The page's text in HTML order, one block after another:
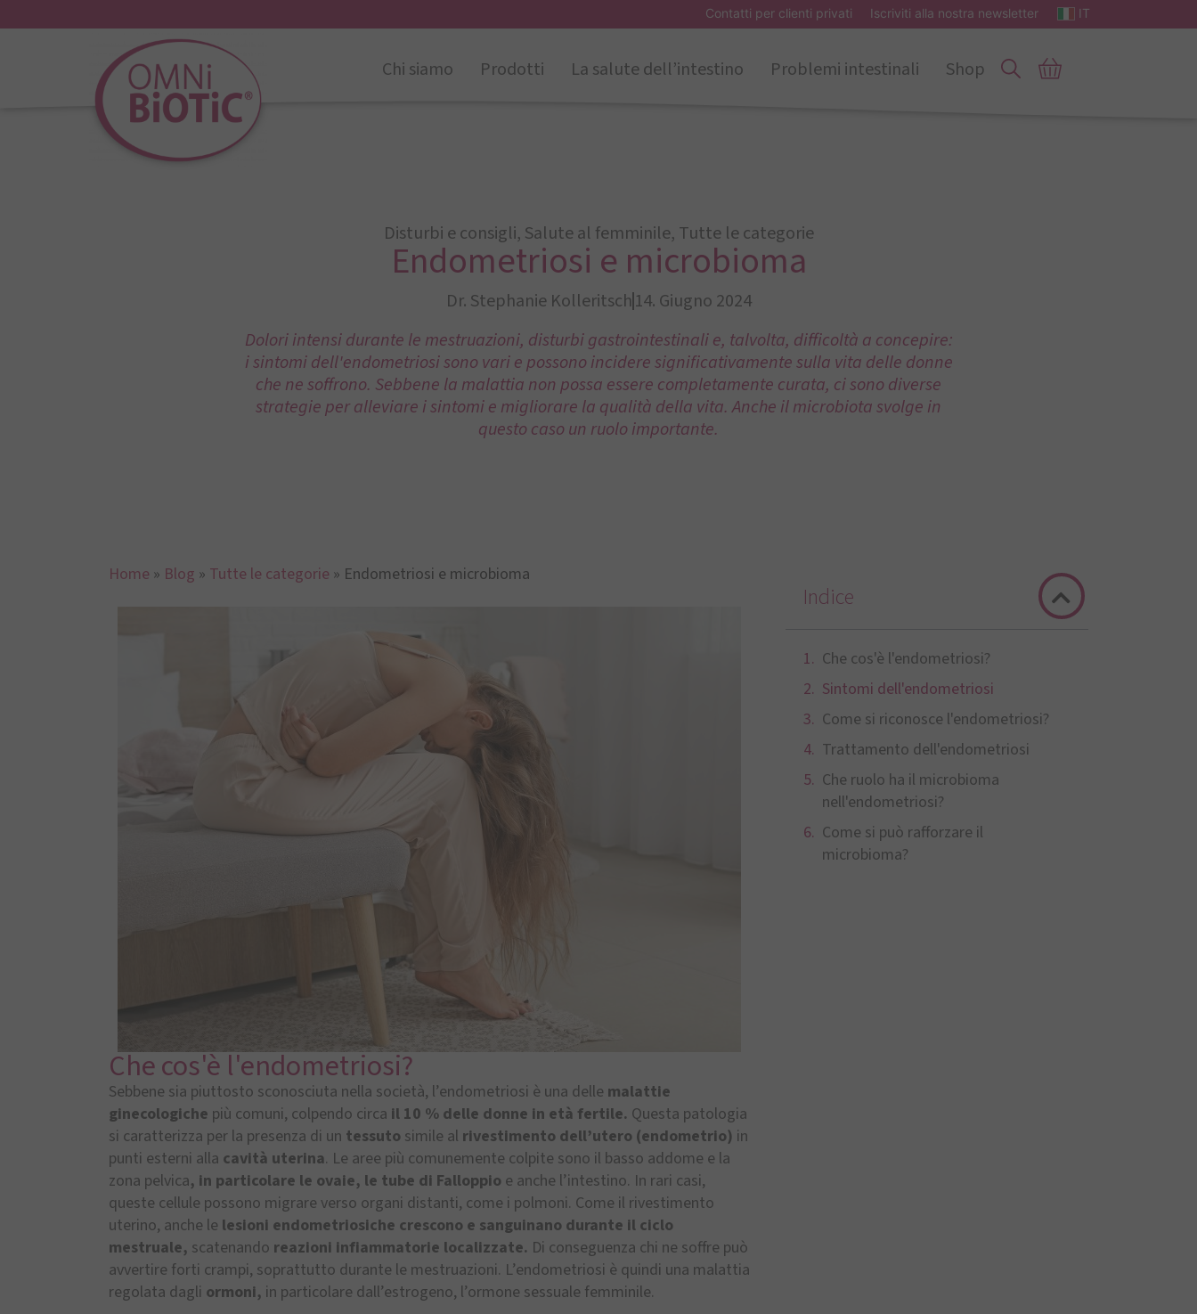
Contatti per clienti privati Iscriviti alla nostra newsletter IT
Chi siamo Prodotti La salute dell’intestino Problemi intestinali Shop
Disturbi e consigli, Salute al femminile, Tutte le categorie
Endometriosi e microbioma
Dr. Stephanie Kolleritsch14. Giugno 2024
Dolori intensi durante le mestruazioni, disturbi gastrointestinali e, talvolta, difficoltà a concepire:
i sintomi dell'endometriosi sono vari e possono incidere significativamente sulla vita delle donne
che ne soffrono. Sebbene la malattia non possa essere completamente curata, ci sono diverse
strategie per alleviare i sintomi e migliorare la qualità della vita. Anche il microbiota svolge in
questo caso un ruolo importante.
Home » Blog » Tutte le categorie » Endometriosi e microbioma
Che cos'è l'endometriosi?
Sebbene sia piuttosto sconosciuta nella società, l’endometriosi è una delle malattie
ginecologiche più comuni, colpendo circa il 10 % delle donne in età fertile. Questa patologia
si caratterizza per la presenza di un tessuto simile al rivestimento dell’utero (endometrio) in
punti esterni alla cavità uterina. Le aree più comunemente colpite sono il basso addome e la
zona pelvica, in particolare le ovaie, le tube di Falloppio e anche l’intestino. In rari casi,
queste cellule possono migrare verso organi distanti, come i polmoni. Come il rivestimento
uterino, anche le lesioni endometriosiche crescono e sanguinano durante il ciclo
mestruale, scatenando reazioni infiammatorie localizzate. Di conseguenza chi ne soffre può
avvertire forti crampi, soprattutto durante le mestruazioni. L’endometriosi è quindi una malattia
regolata dagli ormoni, in particolare dall’estrogeno, l’ormone sessuale femminile.
Indice
Che cos'è l'endometriosi?
Sintomi dell'endometriosi
Come si riconosce l'endometriosi?
Trattamento dell'endometriosi
Che ruolo ha il microbioma
nell'endometriosi?
Come si può rafforzare il
microbioma?